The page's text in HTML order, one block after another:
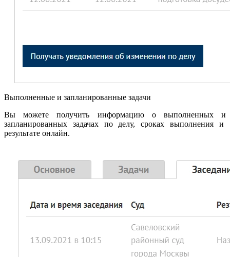
Выполненные и запланированные задачи
Вы можете получить информацию о выполненных и
запланированных задачах по делу, сроках выполнения и
результате онлайн.